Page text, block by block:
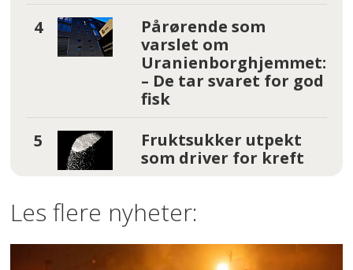
Pårørende som
varslet om
Uranienborghjemmet:
– De tar svaret for god
fisk
Fruktsukker utpekt
som driver for kreft
Les flere nyheter: